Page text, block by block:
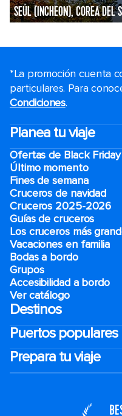
SEÚL (INCHEON), COREA DEL
*La promoción cuenta
particulares. Para
Condiciones.
Planea tu viaje
Ofertas de Black Friday
Último momento
Fines de semana
Cruceros de navidad
Cruceros 2025-2026
Guías de cruceros
Los cruceros más
Vacaciones en familia
Bodas a bordo
Grupos
Accesibilidad a bordo
Ver catálogo
Destinos
Puertos populares
Prepara tu viaje